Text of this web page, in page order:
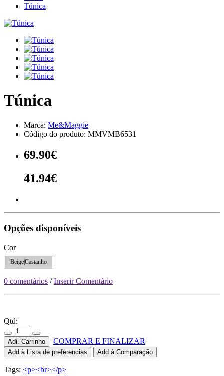
Túnica
Túnica
Marca: Me&Maggie
Código do produto: MMVMB6531
69.90€
41.94€
Opções disponíveis
Cor
Beige|Castanho
0 comentários /Inserir Comentário
Qtd:
Adi. Carrinho COMPRAR E FINALIZAR
Add à Lista de preferencias Add à Comparação
Tags: <p><br></p>